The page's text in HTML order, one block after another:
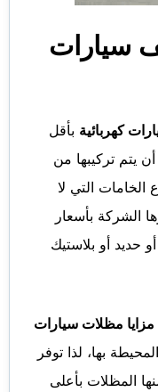
سيارات
كهربائية بأقل
يتم تركيبها من
التي لا
الشركة بأسعار
حديد أو بلاستيك
مزايا مظلات سيارات
بها، لذا توفر
المظلات بأعلى